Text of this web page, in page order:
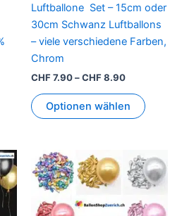
Produktseite
Luftballone Set – 15cm oder
30cm Schwanz Luftballons
– viele verschiedene Farben,
Chrom
CHF7.90–CHF8.90
Optionen wählen
der
gewählt
weist
Dieses
Produkt
weist